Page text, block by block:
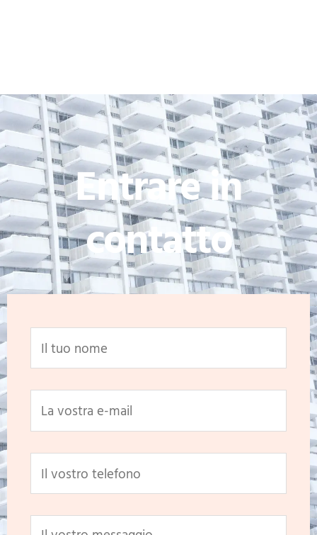
Entrare in
contatto